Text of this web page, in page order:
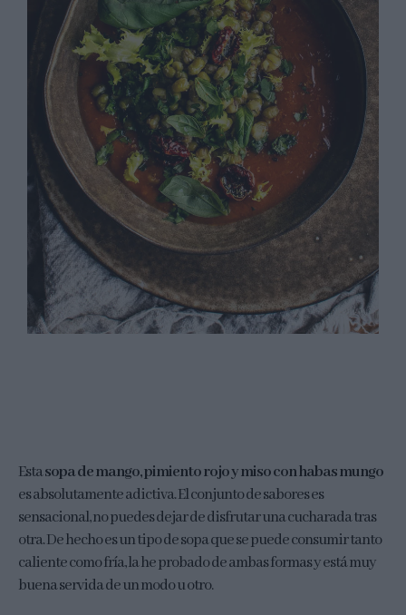
Estasopa de mango, pimiento rojo y miso con habas mungo
es absolutamente adictiva. El conjunto de sabores es
sensacional, no puedes dejar de disfrutar una cucharada tras
otra. De hecho es un tipo de sopa que se puede consumir tanto
caliente como fría, la he probado de ambas formas y está muy
buena servida de un modo u otro.